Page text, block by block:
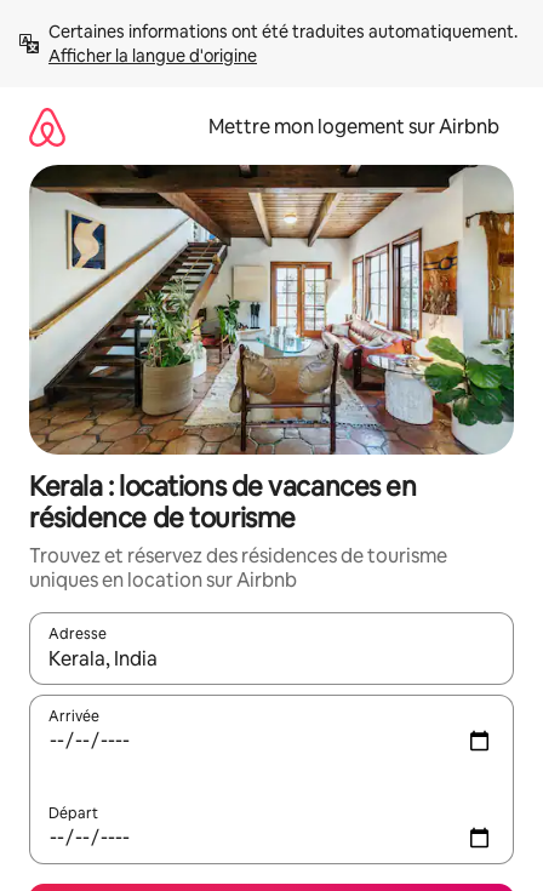
directement
Afficher la langue d'origine
Mettre mon logement sur Airbnb
Kerala : locations de vacances en
résidence de tourisme
Trouvez et réservez des résidences de tourisme
uniques en location sur Airbnb
Adresse
Lorsque les résultats s'affichent, utilisez les flèches vers le
Arrivée
Départ